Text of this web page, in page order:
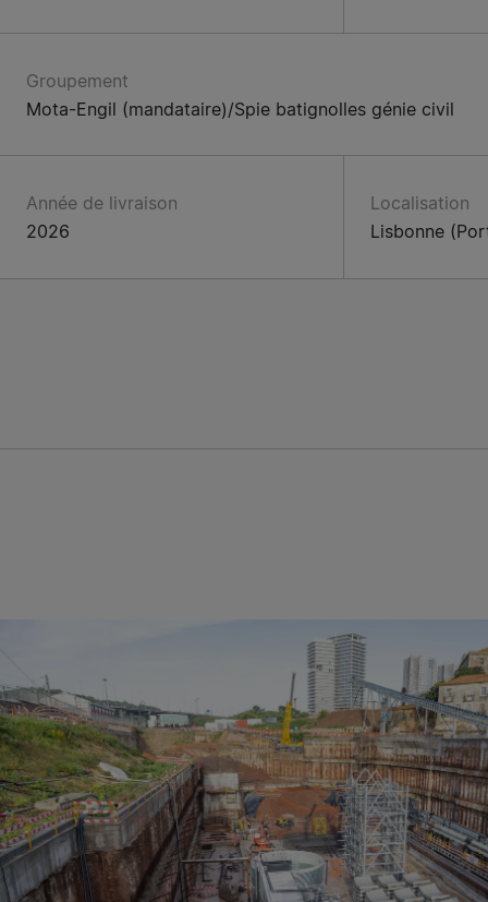
Groupement
Mota-Engil (mandataire)/Spie batignolles génie civil
Année de livraison
2026
Localisation
Lisbonne